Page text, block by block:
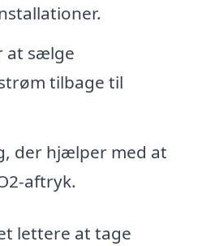
at sælge
tilbage til
der hjælper med at
aftryk.
lettere at tage